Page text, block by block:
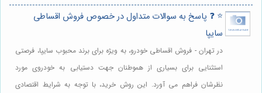
⭐️ ❓ پاسخ به سوالات متداول در خصوص فروش اقساطی
سایپا
در تهران - فروش اقساطی خودرو، به ویژه برای برند محبوب سایپا، فرصتی
استثنایی برای بسیاری از هموطنان جهت دستیابی به خودروی مورد
نظرشان فراهم می آورد. این روش خرید، با توجه به شرایط اقتصادی